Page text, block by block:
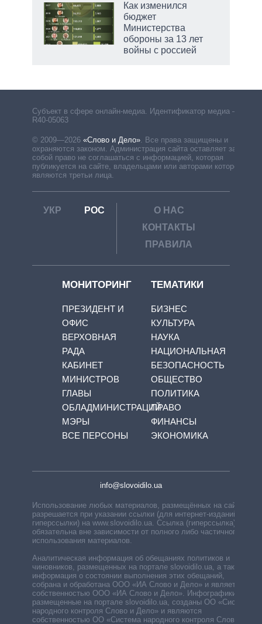
Как изменился
бюджет
Министерства
обороны за 13 лет
войны с россией
Субъект в сфере онлайн-медиа. Идентификатор медиа –
R40-05063
© 2009—2026 «Слово и Дело». Все права защищены и
охраняются законом. Администрация сайта оставляет за
собой право не соглашаться с информацией, которая
публикуется на сайте, владельцами или авторами которой
являются третьи лица.
УКР РОС
О НАС
КОНТАКТЫ
ПРАВИЛА
МОНИТОРИНГ
ПРЕЗИДЕНТ И
ОФИС
ВЕРХОВНАЯ
РАДА
КАБИНЕТ
МИНИСТРОВ
ГЛАВЫ
ОБЛАДМИНИСТРАЦИЙ
МЭРЫ
ВСЕ ПЕРСОНЫ
ТЕМАТИКИ
БИЗНЕС
КУЛЬТУРА
НАУКА
НАЦИОНАЛЬНАЯ
БЕЗОПАСНОСТЬ
ОБЩЕСТВО
ПОЛИТИКА
ПРАВО
ФИНАНСЫ
ЭКОНОМИКА
info@slovoidilo.ua
Использование любых материалов, размещённых на сайте,
разрешается при указании ссылки (для интернет-изданий —
гиперссылки) на www.slovoidilo.ua. Ссылка (гиперссылка)
обязательна вне зависимости от полного либо частичного
использования материалов.
Аналитическая информация об обещаниях политиков и
чиновников, размещенных на портале slovoidilo.ua, а также
информация о состоянии выполнения этих обещаний,
собрана и обработана ООО «ИА Слово и Дело» и является
собственностью ООО «ИА Слово и Дело». Инфографики,
размещенные на портале slovoidilo.ua, созданы ОО «Система
народного контроля Слово и Дело» и являются
собственностью ОО «Система народного контроля Слово и